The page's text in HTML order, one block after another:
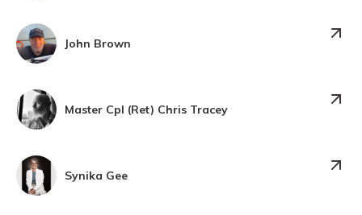
John Brown
Master Cpl (Ret) Chris Tracey
Synika Gee